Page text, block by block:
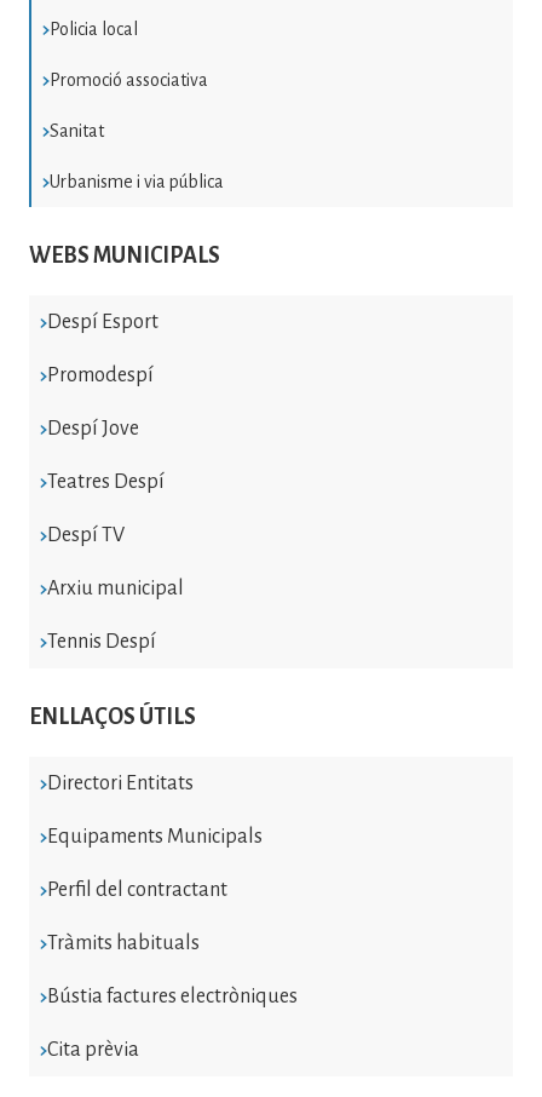
Policia local
Promoció associativa
Sanitat
Urbanisme i via pública
WEBS MUNICIPALS
Despí Esport
Promodespí
Despí Jove
Teatres Despí
Despí TV
Arxiu municipal
Tennis Despí
ENLLAÇOS ÚTILS
Directori Entitats
Equipaments Municipals
Perfil del contractant
Tràmits habituals
Bústia factures electròniques
Cita prèvia